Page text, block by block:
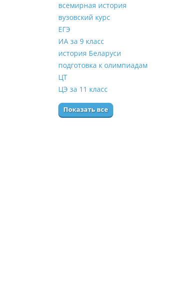
всемирная история
вузовский курс
ЕГЭ
ИА за 9 класс
история Беларуси
подготовка к олимпиадам
ЦТ
ЦЭ за 11 класс
Показать все